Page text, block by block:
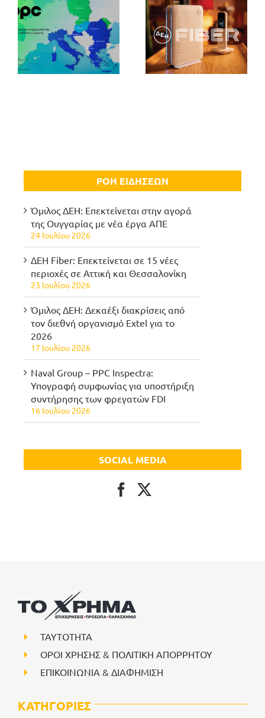
ΡΟΗ ΕΙΔΗΣΕΩΝ
Όμιλος ΔΕΗ: Επεκτείνεται στην αγορά
της Ουγγαρίας με νέα έργα ΑΠΕ
24 Ιουλίου 2026
ΔΕΗ Fiber: Επεκτείνεται σε 15 νέες
περιοχές σε Αττική και Θεσσαλονίκη
23 Ιουλίου 2026
Όμιλος ΔΕΗ: Δεκαέξι διακρίσεις από
τον διεθνή οργανισμό Extel για το
2026
17 Ιουλίου 2026
Naval Group – PPC Inspectra:
Υπογραφή συμφωνίας για υποστήριξη
συντήρησης των φρεγατών FDI
16 Ιουλίου 2026
SOCIAL MEDIA
ΤΑΥΤΟΤΗΤΑ
ΟΡΟΙ ΧΡΗΣΗΣ & ΠΟΛΙΤΙΚΗ ΑΠΟΡΡΗΤΟΥ
ΕΠΙΚΟΙΝΩΝΙΑ & ΔΙΑΦΗΜΙΣΗ
ΚΑΤΗΓΟΡΙΕΣ